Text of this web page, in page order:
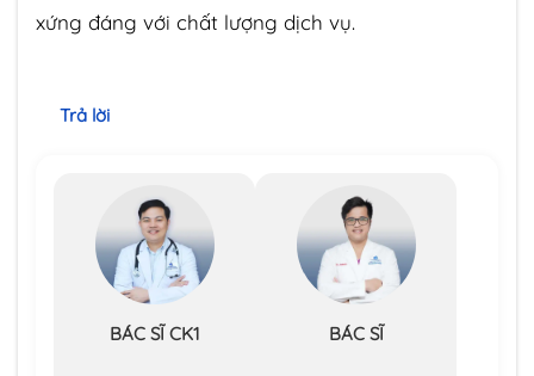
xứng đáng với chất lượng dịch vụ.
Trả lời
BÁC SĨ CK1 BÁC SĨ